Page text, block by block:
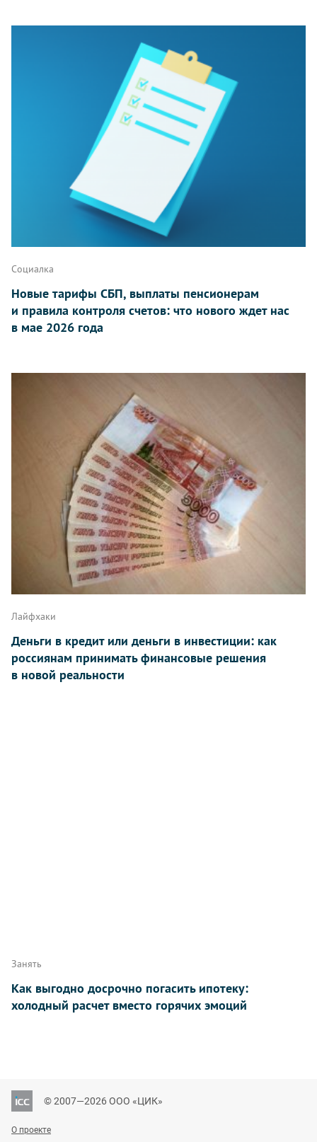
Социалка
Новые тарифы СБП, выплаты пенсионерам
и правила контроля счетов: что нового ждет нас
в мае 2026 года
Лайфхаки
Деньги в кредит или деньги в инвестиции: как
россиянам принимать финансовые решения
в новой реальности
Занять
Как выгодно досрочно погасить ипотеку:
холодный расчет вместо горячих эмоций
© 2007—2026 ООО «ЦИК»
О проекте